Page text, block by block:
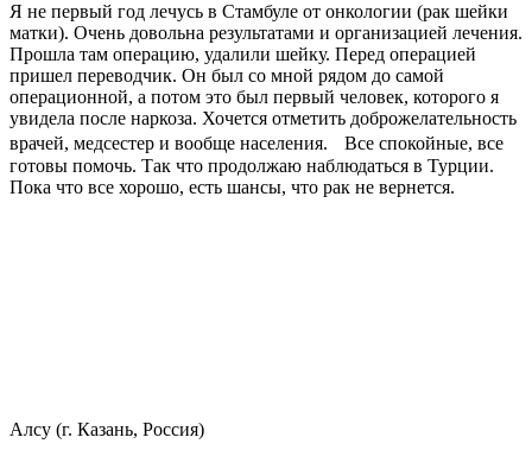
Я не первый год лечусь в Стамбуле от онкологии (рак шейки
матки). Очень довольна результатами и организацией лечения.
Прошла там операцию, удалили шейку. Перед операцией
пришел переводчик. Он был со мной рядом до самой
операционной, а потом это был первый человек, которого я
увидела после наркоза. Хочется отметить доброжелательность
врачей, медсестер и вообще населения. Все спокойные, все
готовы помочь. Так что продолжаю наблюдаться в Турции.
Пока что все хорошо, есть шансы, что рак не вернется.
Алсу (г. Казань, Россия)